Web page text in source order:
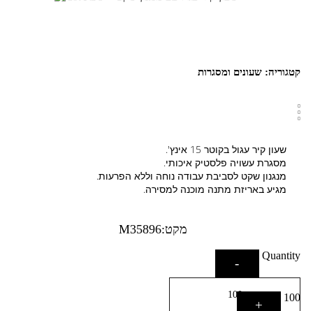
קטגוריה:שעונים ומסגרות
שעון קיר עגול בקוטר 15 אינץ'.
מסגרת עשויה פלסטיק איכותי.
מנגנון שקט לסביבת עבודה נוחה וללא הפרעות.
מגיע באריזת מתנה מוכנה למסירה.
מקט:M35896
Quantity
100